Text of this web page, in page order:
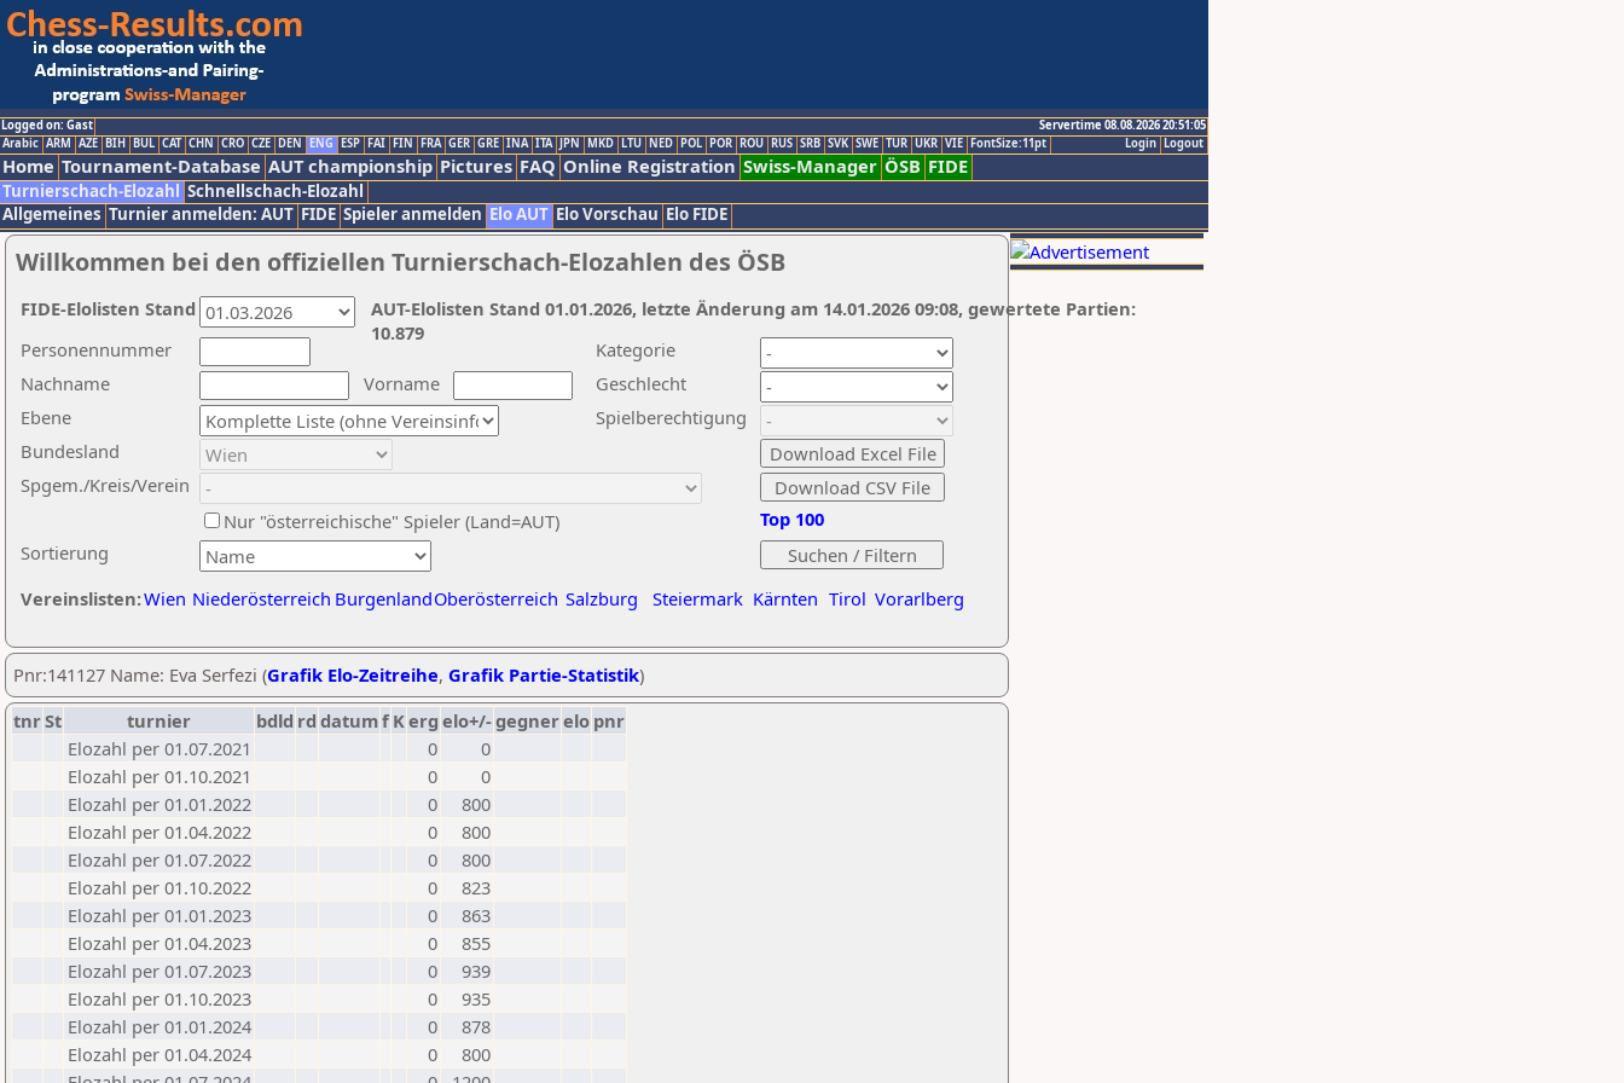
Logged on: Gast
Servertime 08.08.2026 20:51:05
Logout
Login
Arabic ARM AZE BIH BUL CAT CHN CRO CZE DEN ENG ESP FAI FIN FRA GER GRE INA ITA JPN MKD LTU NED POL POR ROU RUS SRB SVK SWE TUR UKR VIE FontSize:11pt
Home Tournament-Database AUT championship Pictures FAQ Online Registration Swiss-Manager ÖSB FIDE
Turnierschach-Elozahl Schnellschach-Elozahl
Allgemeines Turnier anmelden: AUT FIDE Spieler anmelden Elo AUT Elo Vorschau Elo FIDE
Willkommen bei den offiziellen Turnierschach-Elozahlen des ÖSB
Nachname
Vorname
Ebene
Kategorie
Sortierung
Personennummer
Bundesland
Spgem./Kreis/Verein
Geschlecht
Nur "österreichische" Spieler (Land=AUT)
Spielberechtigung
Vereinslisten:Wien Niederösterreich BurgenlandOberösterreich Salzburg Steiermark Kärnten Tirol Vorarlberg
Top 100
AUT-Elolisten Stand 01.01.2026, letzte Änderung am 14.01.2026 09:08, gewertete Partien:
10.879
FIDE-Elolisten Stand
Pnr:141127 Name: Eva Serfezi (Grafik Elo-Zeitreihe, Grafik Partie-Statistik)
tnrSt turnier bdld rd datumf Kerg elo+/-gegnerelo pnr
Elozahl per 01.07.2021
0
0
Elozahl per 01.10.2021
0
0
Elozahl per 01.01.2022
0
800
Elozahl per 01.04.2022
0
800
Elozahl per 01.07.2022
0
800
Elozahl per 01.10.2022
0
823
Elozahl per 01.01.2023
0
863
Elozahl per 01.04.2023
0
855
Elozahl per 01.07.2023
0
939
Elozahl per 01.10.2023
0
935
Elozahl per 01.01.2024
0
878
Elozahl per 01.04.2024
0
800